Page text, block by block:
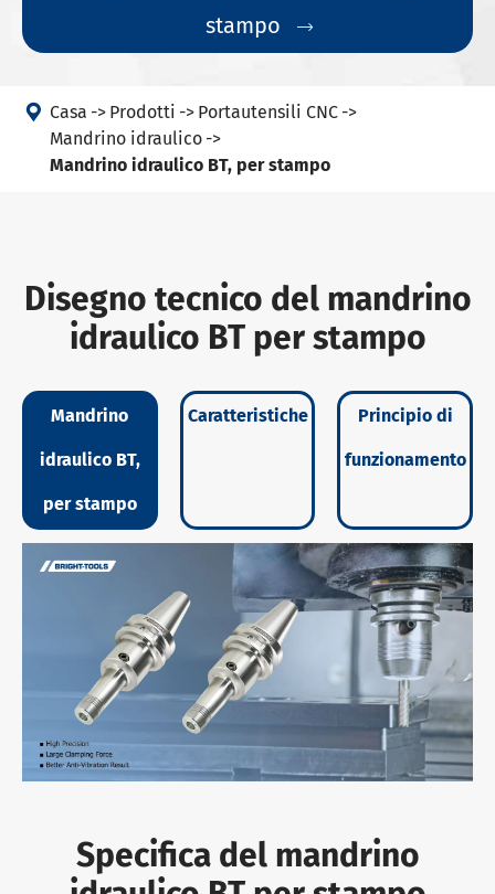
stampo

 Casa Prodotti
Portautensili CNC
Mandrino idraulico
Mandrino idraulico BT, per stampo
Disegno tecnico del mandrino
idraulico BT per stampo
Mandrino
idraulico BT,
per stampo
Caratteristiche Principio di
funzionamento
Specifica del mandrino